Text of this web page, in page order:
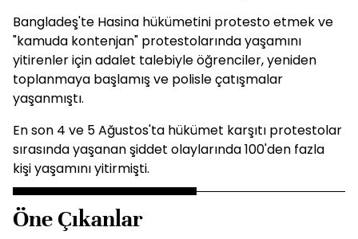
Bangladeş'te Hasina hükümetini protesto etmek ve
"kamuda kontenjan" protestolarında yaşamını
yitirenler için adalet talebiyle öğrenciler, yeniden
toplanmaya başlamış ve polisle çatışmalar
yaşanmıştı.
En son 4 ve 5 Ağustos'ta hükümet karşıtı protestolar
sırasında yaşanan şiddet olaylarında 100'den fazla
kişi yaşamını yitirmişti.
Öne Çıkanlar